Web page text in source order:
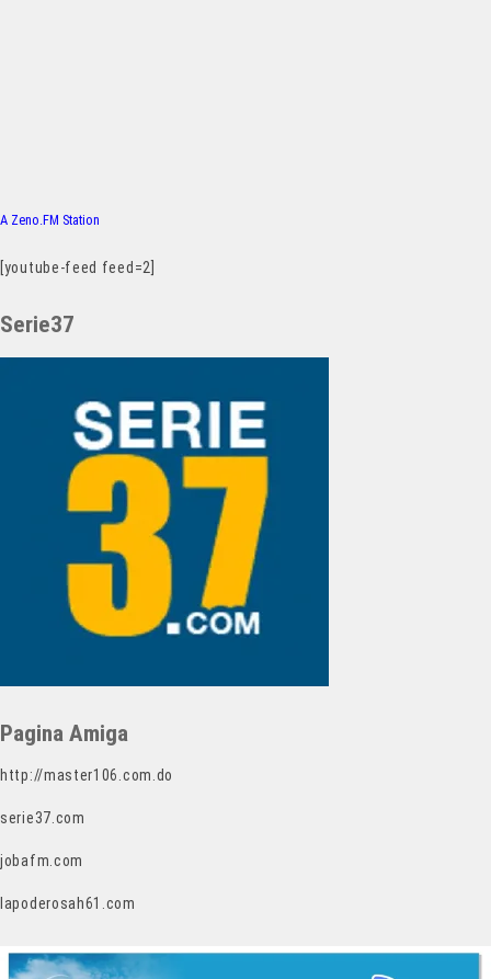
A Zeno.FM Station
[youtube-feed feed=2]
Serie37
Pagina Amiga
http://master106.com.do
serie37.com
jobafm.com
lapoderosah61.com